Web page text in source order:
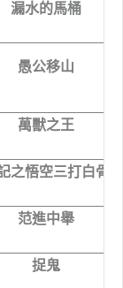
漏水的馬桶
愚公移山
萬獸之王
之悟空三打白骨精
范進中舉
捉鬼